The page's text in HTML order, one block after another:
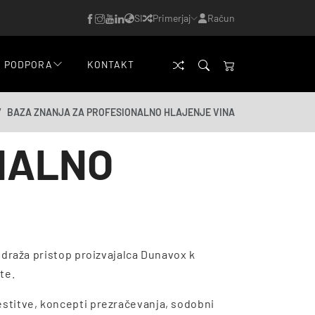
SI Primerjaj Račun
PODPORA KONTAKT
BAZA ZNANJA ZA PROFESIONALNO HLAJENJE VINA
pristop proizvajalca Dunavox k
koncepti prezračevanja, sodobni